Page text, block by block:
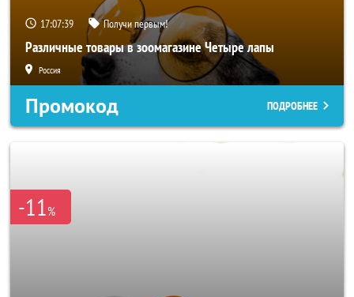
17:07:36 Получи первым!
Различные товары в зоомагазине Четыре лапы
Россия
Промокод ПОДРОБНЕЕ
-11%